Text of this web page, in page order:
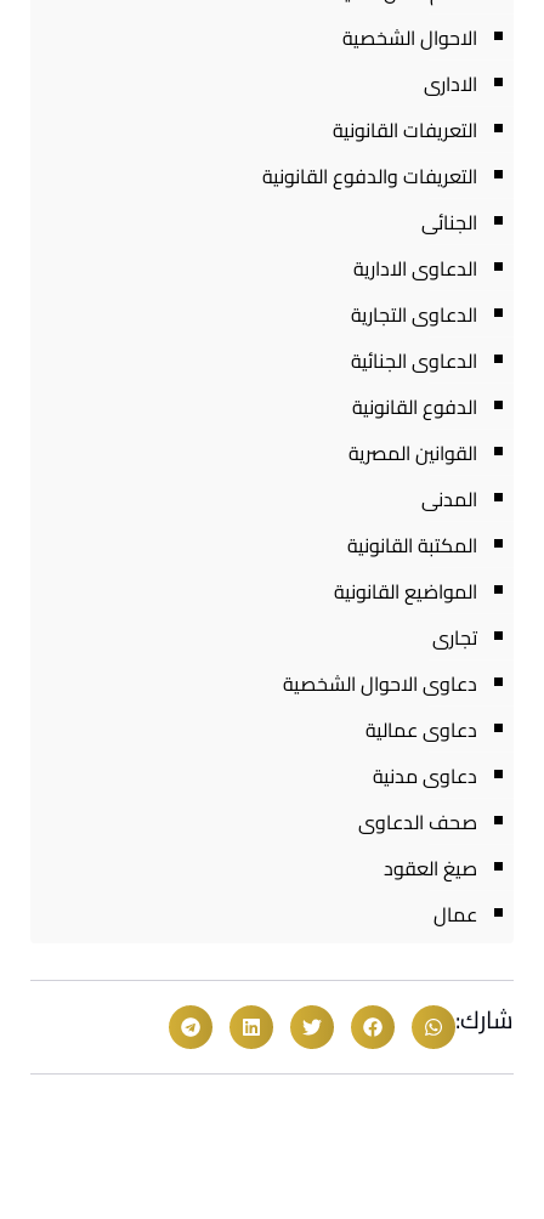
الاحوال الشخصية
الادارى
التعريفات القانونية
التعريفات والدفوع القانونية
الجنائى
الدعاوى الادارية
الدعاوى التجارية
الدعاوى الجنائية
الدفوع القانونية
القوانين المصرية
المدنى
المكتبة القانونية
المواضيع القانونية
تجارى
دعاوى الاحوال الشخصية
دعاوى عمالية
دعاوى مدنية
صحف الدعاوى
صيغ العقود
عمال
شارك: